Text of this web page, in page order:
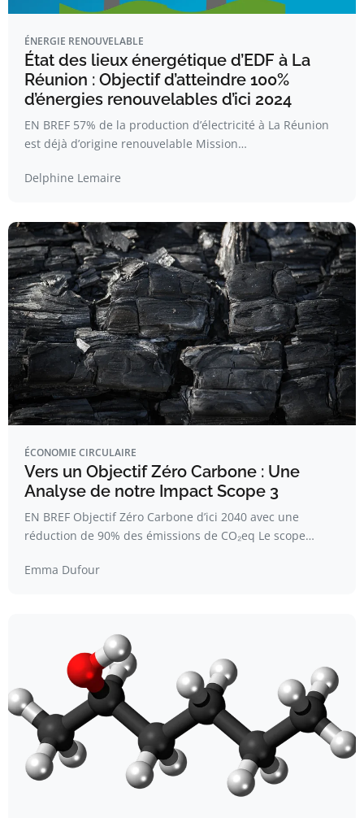
ÉNERGIE RENOUVELABLE
État des lieux énergétique d’EDF à La
Réunion : Objectif d’atteindre 100%
d’énergies renouvelables d’ici 2024
EN BREF 57% de la production d’électricité à La Réunion
est déjà d’origine renouvelable Mission…
Delphine Lemaire
ÉCONOMIE CIRCULAIRE
Vers un Objectif Zéro Carbone : Une
Analyse de notre Impact Scope 3
EN BREF Objectif Zéro Carbone d’ici 2040 avec une
réduction de 90% des émissions de CO₂eq Le scope…
Emma Dufour